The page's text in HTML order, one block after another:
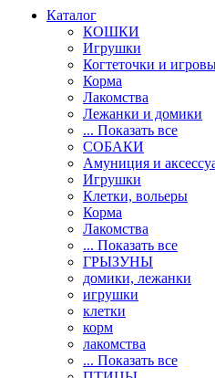
Каталог
КОШКИ
Игрушки
Когтеточки и
Корма
Лакомства
Лежанки и домики
... Показать все
СОБАКИ
Амуниция и
Игрушки
Клетки, вольеры
Корма
Лакомства
... Показать все
ГРЫЗУНЫ
домики, лежанки
игрушки
клетки
корм
лакомства
... Показать все